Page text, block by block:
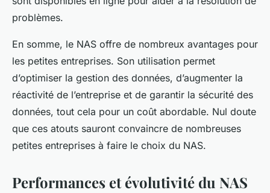
problèmes.
En somme, le NAS offre de nombreux avantages pour
les petites entreprises. Son utilisation permet
d’optimiser la gestion des données, d’augmenter la
réactivité de l’entreprise et de garantir la sécurité des
données, tout cela pour un coût abordable. Nul doute
que ces atouts sauront convaincre de nombreuses
petites entreprises à faire le choix du NAS.
Performances et évolutivité du NAS